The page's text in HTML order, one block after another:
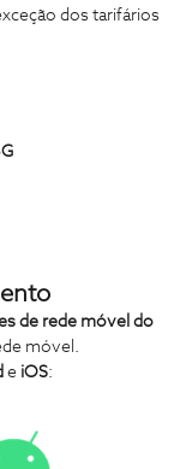
dos tarifários
de rede móvel do
móvel.
e iOS: